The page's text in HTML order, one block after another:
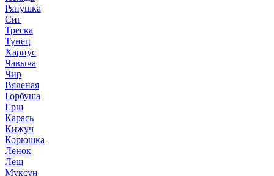
Ряпушка
Сиг
Треска
Тунец
Хариус
Чавыча
Чир
Вяленая
Горбуша
Ерш
Карась
Кижуч
Корюшка
Ленок
Лещ
Муксун